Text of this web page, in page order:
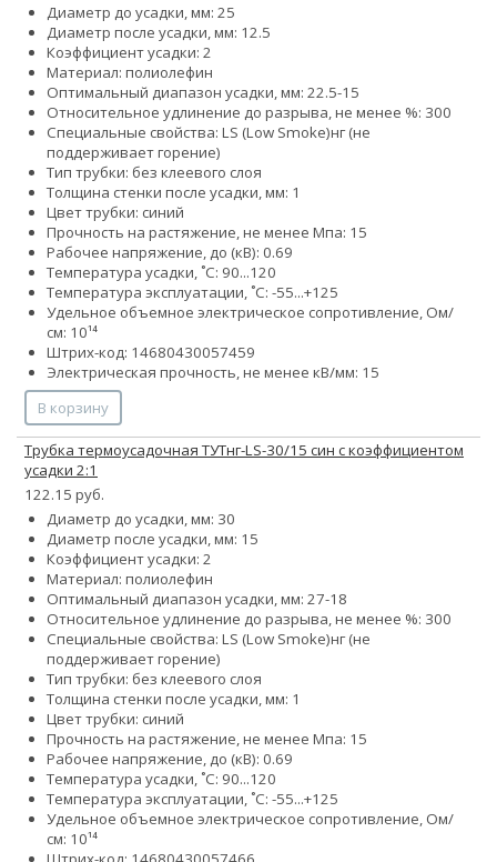
Диаметр до усадки, мм: 25
Диаметр после усадки, мм: 12.5
Коэффициент усадки: 2
Материал: полиолефин
Оптимальный диапазон усадки, мм: 22.5-15
Относительное удлинение до разрыва, не менее %: 300
Специальные свойства: LS (Low Smoke)нг (не
поддерживает горение)
Тип трубки: без клеевого слоя
Толщина стенки после усадки, мм: 1
Цвет трубки: синий
Прочность на растяжение, не менее Мпа: 15
Рабочее напряжение, до (кВ): 0.69
Температура усадки, ˚С: 90...120
Температура эксплуатации, ˚С: -55...+125
Удельное объемное электрическое сопротивление, Ом/
см: 10¹⁴
Штрих-код: 14680430057459
Электрическая прочность, не менее кВ/мм: 15
В корзину
Трубка термоусадочная ТУТнг-LS-30/15 син с коэффициентом
усадки 2:1
122.15 руб.
Диаметр до усадки, мм: 30
Диаметр после усадки, мм: 15
Коэффициент усадки: 2
Материал: полиолефин
Оптимальный диапазон усадки, мм: 27-18
Относительное удлинение до разрыва, не менее %: 300
Специальные свойства: LS (Low Smoke)нг (не
поддерживает горение)
Тип трубки: без клеевого слоя
Толщина стенки после усадки, мм: 1
Цвет трубки: синий
Прочность на растяжение, не менее Мпа: 15
Рабочее напряжение, до (кВ): 0.69
Температура усадки, ˚С: 90...120
Температура эксплуатации, ˚С: -55...+125
Удельное объемное электрическое сопротивление, Ом/
см: 10¹⁴